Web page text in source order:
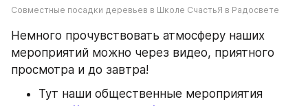
Совместные посадки деревьев в Школе СчастьЯ в Радосвете
Немного прочувствовать атмосферу наших
мероприятий можно через видео, приятного
просмотра и до завтра!